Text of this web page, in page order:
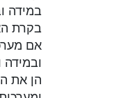
במידה
בקרת
אם
הן את